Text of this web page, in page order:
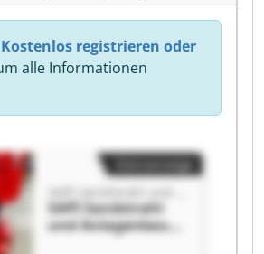
Kostenlos registrieren oder
alle Informationen
SAPI Sandstrahl
und Anlagenbau
GmbH SAPI